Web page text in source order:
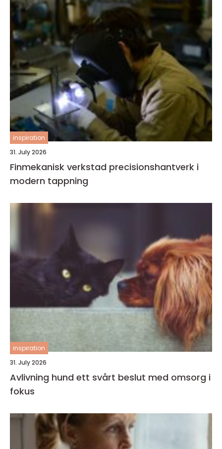
inspiration
31. July 2026
Finmekanisk verkstad precisionshantverk i
modern tappning
inspiration
31. July 2026
Avlivning hund ett svårt beslut med omsorg i
fokus